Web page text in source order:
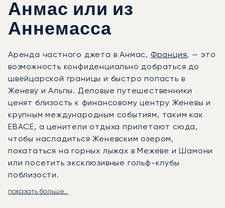
Анмас или из
Аннемасса
Аренда частного джета в Анмас, Франция, — это
возможность конфиденциально добраться до
швейцарской границы и быстро попасть в
Женеву и Альпы. Деловые путешественники
ценят близость к финансовому центру Женевы и
крупным международным событиям, таким как
EBACE, а ценители отдыха прилетают сюда,
чтобы насладиться Женевским озером,
покататься на горных лыжах в Межеве и Шамони
или посетить эксклюзивные гольф-клубы
поблизости.
LunaJets организует рейсы в аэродром Анмас
показать больше...